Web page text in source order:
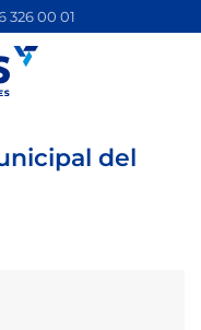
326 00 01
del